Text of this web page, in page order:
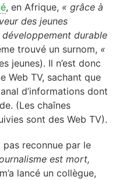
, en Afrique, « grâce à
des jeunes
durable
trouvé un surnom, «
jeunes). Il n’est donc
Web TV, sachant que
d’informations dont
(Les chaînes
sont des Web TV).
pas reconnue par le
est mort,
lancé un collègue,